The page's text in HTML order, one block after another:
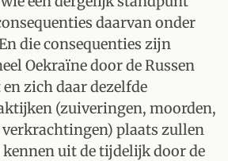
daarvan onder
die consequenties zijn
Oekraïne door de Russen
zich daar dezelfde
(zuiveringen, moorden,
plaats zullen
uit de tijdelijk door de